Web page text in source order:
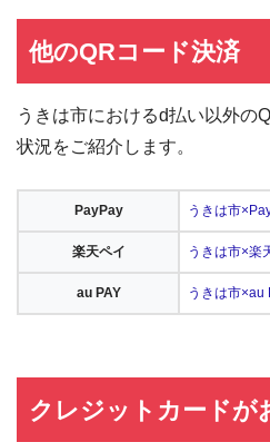
他のQRコード決済
うきは市におけるd払い以外の
状況をご紹介します。
PayPay うきは市
楽天ペイ うきは市×楽
au PAY うきは市×au
クレジットカードが